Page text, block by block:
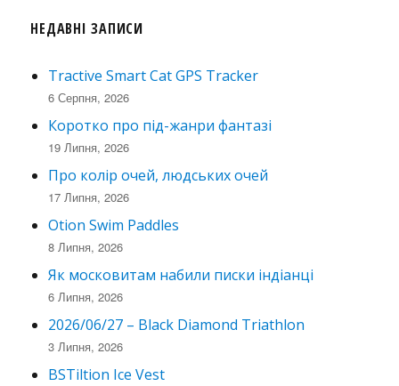
НЕДАВНІ ЗАПИСИ
Tractive Smart Cat GPS Tracker
6 Серпня, 2026
Коротко про під-жанри фантазі
19 Липня, 2026
Про колір очей, людських очей
17 Липня, 2026
Otion Swim Paddles
8 Липня, 2026
Як московитам набили писки індіанці
6 Липня, 2026
2026/06/27 – Black Diamond Triathlon
3 Липня, 2026
BSTiltion Ice Vest